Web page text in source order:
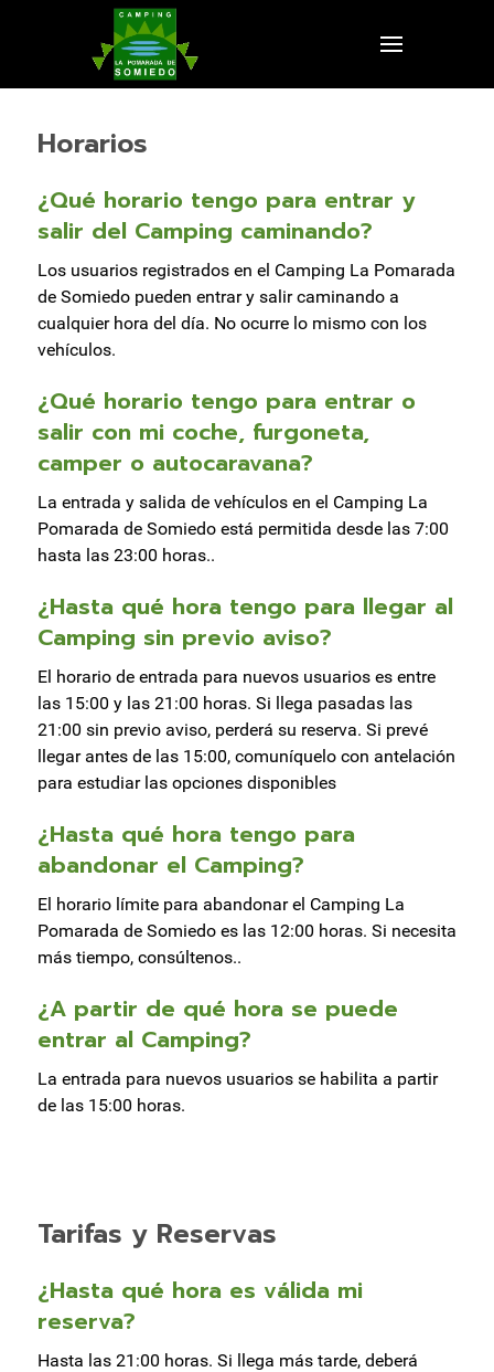
Horarios
¿Qué horario tengo para entrar y
salir del Camping caminando?
Los usuarios registrados en el Camping La Pomarada
de Somiedo pueden entrar y salir caminando a
cualquier hora del día. No ocurre lo mismo con los
vehículos.
¿Qué horario tengo para entrar o
salir con mi coche, furgoneta,
camper o autocaravana?
La entrada y salida de vehículos en el Camping La
Pomarada de Somiedo está permitida desde las 7:00
hasta las 23:00 horas..
¿Hasta qué hora tengo para llegar al
Camping sin previo aviso?
El horario de entrada para nuevos usuarios es entre
las 15:00 y las 21:00 horas. Si llega pasadas las
21:00 sin previo aviso, perderá su reserva. Si prevé
llegar antes de las 15:00, comuníquelo con antelación
para estudiar las opciones disponibles
¿Hasta qué hora tengo para
abandonar el Camping?
El horario límite para abandonar el Camping La
Pomarada de Somiedo es las 12:00 horas. Si necesita
más tiempo, consúltenos..
¿A partir de qué hora se puede
entrar al Camping?
La entrada para nuevos usuarios se habilita a partir
de las 15:00 horas.
Tarifas y Reservas
¿Hasta qué hora es válida mi
reserva?
Hasta las 21:00 horas. Si llega más tarde, deberá